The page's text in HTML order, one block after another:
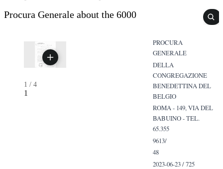
Procura Generale about the 6000
1 / 4
1
PROCURA
GENERALE
DELLA
CONGREGAZIONE
BENEDETTINA DEL
BELGIO
ROMA - 149, VIA DEL
BABUINO - TEL.
65.355
9613/
48
2023-06-23 / 725